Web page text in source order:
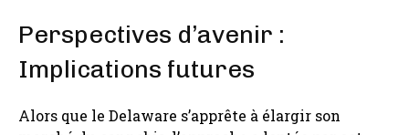
Perspectives d’avenir :
Implications futures
Alors que le Delaware s’apprête à élargir son